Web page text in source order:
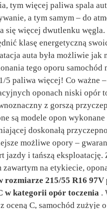
tym więcej paliwa spala
a tym samym – do
się więcej dwutlenku węgla.
klasę energetyczną
auta była możliwie jak
tego oporu samochód
5 paliwa więcej! Co ważne
oponach niski opór
z gorszą
są modele opon
doskonałą
możliwe opory –
jazdy i tańszą eksploatację.
zawartym na etykiecie,
rozmiarze 215/55 R16 97V
w kategorii opór toczenia .
oceną C, samochód zużyje